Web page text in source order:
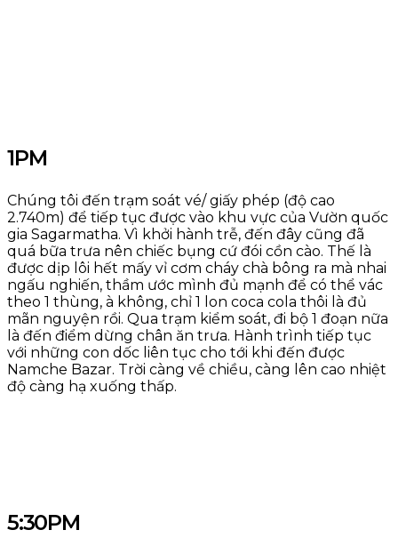
1PM
Chúng tôi đến trạm soát vé/ giấy phép (độ cao
2.740m) để tiếp tục được vào khu vực của Vườn quốc
gia Sagarmatha. Vì khởi hành trễ, đến đây cũng đã
quá bữa trưa nên chiếc bụng cứ đói cồn cào. Thế là
được dịp lôi hết mấy vỉ cơm cháy chà bông ra mà nhai
ngấu nghiến, thầm ước mình đủ mạnh để có thể vác
theo 1 thùng, à không, chỉ 1 lon coca cola thôi là đủ
mãn nguyện rồi. Qua trạm kiểm soát, đi bộ 1 đoạn nữa
là đến điểm dừng chân ăn trưa. Hành trình tiếp tục
với những con dốc liên tục cho tới khi đến được
Namche Bazar. Trời càng về chiều, càng lên cao nhiệt
độ càng hạ xuống thấp.
5:30PM